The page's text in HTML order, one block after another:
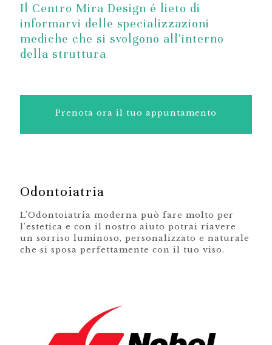
Il Centro Mira Design é lieto di
informarvi delle specializzazioni
mediche che si svolgono all'interno
della struttura
Prenota ora il tuo appuntamento
Odontoiatria
L'Odontoiatria moderna può fare molto per
l'estetica e con il nostro aiuto potrai riavere
un sorriso luminoso, personalizzato e naturale
che si sposa perfettamente con il tuo viso.